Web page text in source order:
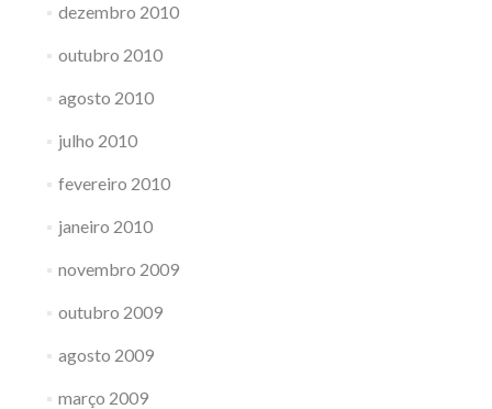
dezembro 2010
outubro 2010
agosto 2010
julho 2010
fevereiro 2010
janeiro 2010
novembro 2009
outubro 2009
agosto 2009
março 2009